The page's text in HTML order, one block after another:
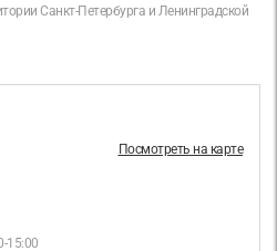
Санкт-Петербурга и Ленинградской
Посмотреть на карте
15:00